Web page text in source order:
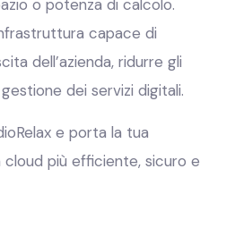
o potenza di calcolo.
capace di
dell’azienda, ridurre gli
dei servizi digitali.
e porta la tua
più efficiente, sicuro e